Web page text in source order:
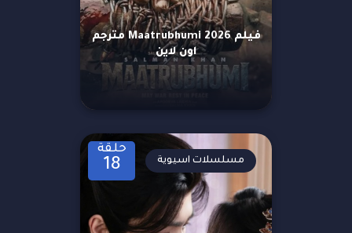
فيلم Maatrubhumi 2026 مترجم
اون لاين
حلقة
18 مسلسلات اسيوية